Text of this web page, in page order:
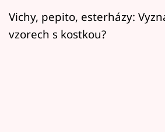
Vztahy
Vichy, pepito, esterházy:
vzorech s kostkou?